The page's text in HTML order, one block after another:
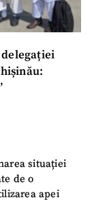
delegației
situației
de o
apei